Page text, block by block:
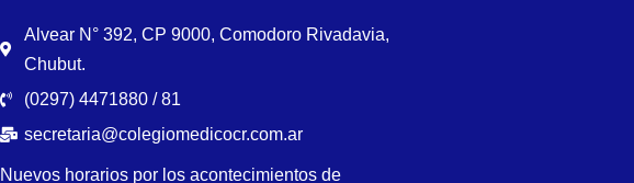
Alvear N° 392, CP 9000, Comodoro Rivadavia,
Chubut.
(0297) 4471880 / 81
secretaria@colegiomedicocr.com.ar
Nuevos horarios por los acontecimientos de